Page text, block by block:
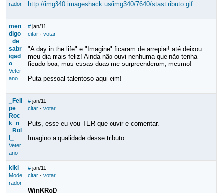
rador
http://img340.imageshack.us/img340/7640/stasttributo.gif
men
digo
_de
sabr
igad
o
Veter
ano
# jan/11
citar· votar
"A day in the life" e "Imagine" ficaram de arrepiar! até deixou
meu dia mais feliz! Ainda não ouvi nenhuma que não tenha
ficado boa, mas essas duas me surpreenderam, mesmo!
Puta pessoal talentoso aqui eim!
_Feli
pe_
Roc
k_n
_Rol
Veter
ano
# jan/11
citar· votar
Puts, esse eu vou TER que ouvir e comentar.
Imagino a qualidade desse tributo...
kiki
Mode
rador
# jan/11
citar· votar
WinKRoD